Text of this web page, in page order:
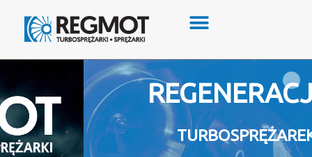
REGENERACJA
TURBOSPRĘŻAREK